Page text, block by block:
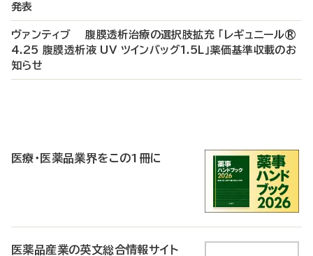
発表
ヴァンティブ 腹膜透析治療の選択肢拡充 「レギュニール®
4.25 腹膜透析液 UV ツインバッグ1.5L」薬価基準収載のお
知らせ
医療・医薬品業界をこの1冊に
医薬品産業の英文総合情報サイト